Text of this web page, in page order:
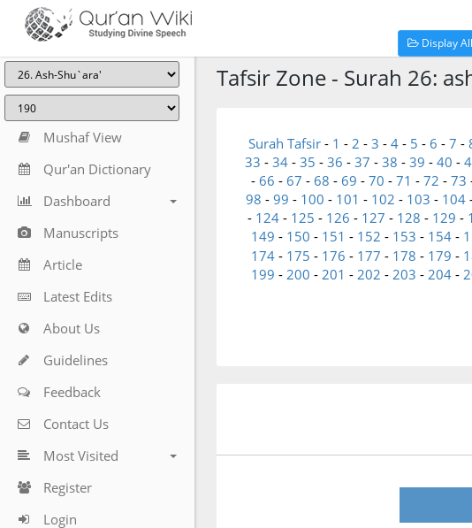
Display All
Mushaf View
Qur'an Dictionary
Dashboard
Manuscripts
Article
Latest Edits
About Us
Guidelines
Feedback
Contact Us
Most Visited
Register
Login
Tafsir Zone - Surah 26:
Surah Tafsir - 1 - 2 - 3 - 4 - 5 - 6 - 7 -
33 - 34 - 35 - 36 - 37 - 38 - 39 - 40 -
- 66 - 67 - 68 - 69 - 70 - 71 - 72 - 73
98 - 99 - 100 - 101 - 102 - 103 - 104
- 124- 125 - 126 - 127 - 128 - 129 -
149 - 150 - 151 - 152 - 153 - 154 -
174 - 175 - 176 - 177 - 178 - 179 -
199 - 200 - 201 - 202 - 203 - 204 -